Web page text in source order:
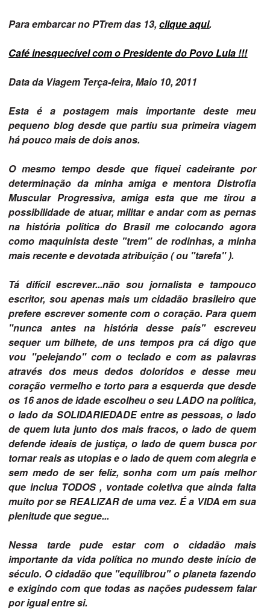
Para embarcar no PTrem das 13,clique aqui.
Café inesquecível com o Presidente do Povo Lula !!!
Data da Viagem Terça-feira, Maio 10, 2011
Esta é a postagem mais importante deste meu
pequeno blog desde que partiu sua primeira viagem
há pouco mais de dois anos.
O mesmo tempo desde que fiquei cadeirante por
determinação da minha amiga e mentora Distrofia
Muscular Progressiva, amiga esta que me tirou a
possibilidade de atuar, militar e andar com as pernas
na história politica do Brasil me colocando agora
como maquinista deste "trem" de rodinhas, a minha
mais recente e devotada atribuição ( ou "tarefa" ).
Tá difícil escrever...não sou jornalista e tampouco
escritor, sou apenas mais um cidadão brasileiro que
prefere escrever somente com o coração. Para quem
"nunca antes na história desse país" escreveu
sequer um bilhete, de uns tempos pra cá digo que
vou "pelejando" com o teclado e com as palavras
através dos meus dedos doloridos e desse meu
coração vermelho e torto para a esquerda que desde
os 16 anos de idade escolheu o seu LADO na política,
o lado da SOLIDARIEDADE entre as pessoas, o lado
de quem luta junto dos mais fracos, o lado de quem
defende ideais de justiça, o lado de quem busca por
tornar reais as utopias e o lado de quem com alegria e
sem medo de ser feliz, sonha com um país melhor
que inclua TODOS , vontade coletiva que ainda falta
muito por se REALIZAR de uma vez. É a VIDA em sua
plenitude que segue...
Nessa tarde pude estar com o cidadão mais
importante da vida política no mundo deste início de
século. O cidadão que "equilibrou" o planeta fazendo
e exigindo com que todas as nações pudessem falar
por igual entre si.